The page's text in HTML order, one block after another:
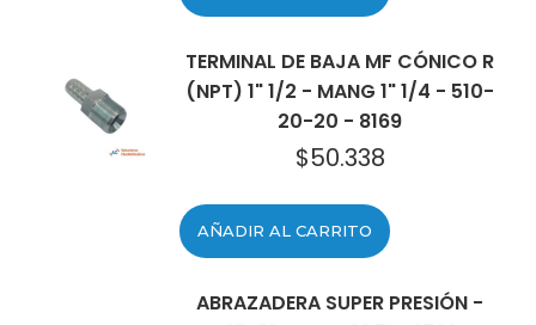
TERMINAL DE BAJA MF CÓNICO R
(NPT) 1" 1/2 - MANG 1" 1/4 - 510-
20-20 - 8169
$50.338
AÑADIR AL CARRITO
ABRAZADERA SUPER PRESIÓN -